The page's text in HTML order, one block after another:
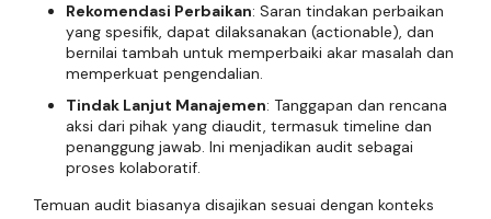
Rekomendasi Perbaikan: Saran tindakan perbaikan
yang spesifik, dapat dilaksanakan (actionable), dan
bernilai tambah untuk memperbaiki akar masalah dan
memperkuat pengendalian.
Tindak Lanjut Manajemen: Tanggapan dan rencana
aksi dari pihak yang diaudit, termasuk timeline dan
penanggung jawab. Ini menjadikan audit sebagai
proses kolaboratif.
Temuan audit biasanya disajikan sesuai dengan konteks